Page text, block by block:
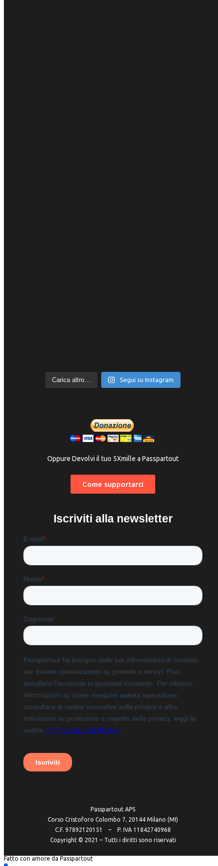
Carica altro… Segui su Instagram
Oppure Devolvi il tuo 5Xmille a Passpartout
Come supportarci
Iscriviti alla newsletter
Passpartout APS
Corso Cristoforo Colombo 7, 20144 Milano (MI)
C.F. 97892120151 – P. IVA 11842740968
Copyright ©️ 2021 – Tutti i diritti sono riservati
Fatto con amore da Passpartout